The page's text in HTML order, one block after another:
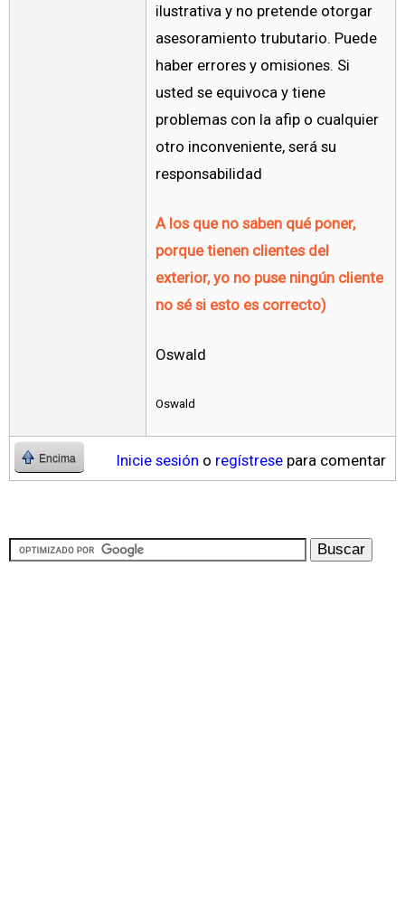
ilustrativa y no pretende otorgar
asesoramiento trubutario. Puede
haber errores y omisiones. Si
usted se equivoca y tiene
problemas con la afip o cualquier
otro inconveniente, será su
responsabilidad
A los que no saben qué poner,
porque tienen clientes del
exterior, yo no puse ningún cliente
no sé si esto es correcto)
Oswald
Oswald
Encima Inicie sesión o regístrese para comentar